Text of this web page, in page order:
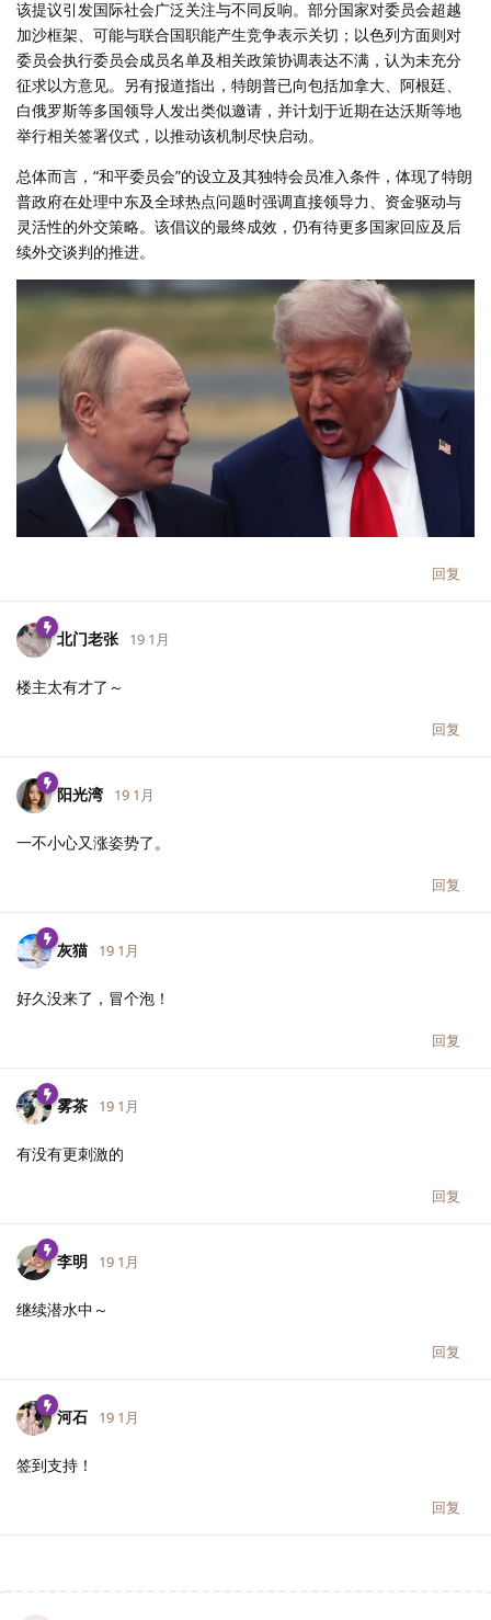
该提议引发国际社会广泛关注与不同反响。部分国家对委员会超越
加沙框架、可能与联合国职能产生竞争表示关切；以色列方面则对
委员会执行委员会成员名单及相关政策协调表达不满，认为未充分
征求以方意见。另有报道指出，特朗普已向包括加拿大、阿根廷、
白俄罗斯等多国领导人发出类似邀请，并计划于近期在达沃斯等地
举行相关签署仪式，以推动该机制尽快启动。
总体而言，“和平委员会”的设立及其独特会员准入条件，体现了特朗
普政府在处理中东及全球热点问题时强调直接领导力、资金驱动与
灵活性的外交策略。该倡议的最终成效，仍有待更多国家回应及后
续外交谈判的推进。
回复
北门老张 19 1月
楼主太有才了～
回复
阳光湾 19 1月
一不小心又涨姿势了。
回复
灰猫 19 1月
好久没来了，冒个泡！
回复
雾茶 19 1月
有没有更刺激的
回复
李明 19 1月
继续潜水中～
回复
河石 19 1月
签到支持！
回复